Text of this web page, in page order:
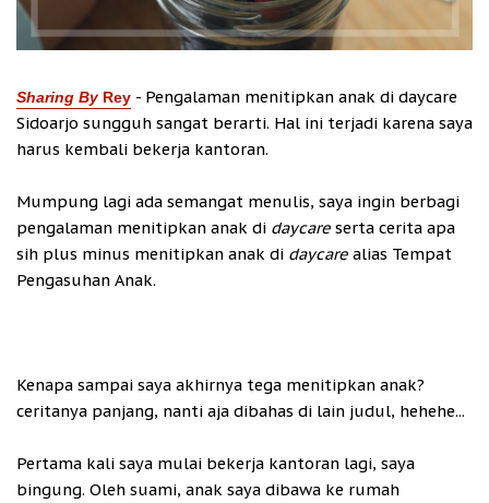
Sharing By Rey - Pengalaman menitipkan anak di daycare
Sidoarjo sungguh sangat berarti. Hal ini terjadi karena saya
harus kembali bekerja kantoran.
Mumpung lagi ada semangat menulis, saya ingin berbagi
pengalaman menitipkan anak di daycare serta cerita apa
sih plus minus menitipkan anak di daycare alias Tempat
Pengasuhan Anak.
Kenapa sampai saya akhirnya tega menitipkan anak?
ceritanya panjang, nanti aja dibahas di lain judul, hehehe...
Pertama kali saya mulai bekerja kantoran lagi, saya
bingung. Oleh suami, anak saya dibawa ke rumah